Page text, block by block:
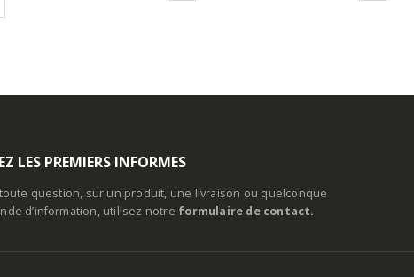
LES PREMIERS INFORMES
question, sur un produit, une livraison ou quelconque
d’information, utilisez notre formulaire de contact.